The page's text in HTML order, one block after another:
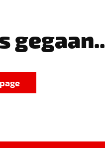
gegaan..